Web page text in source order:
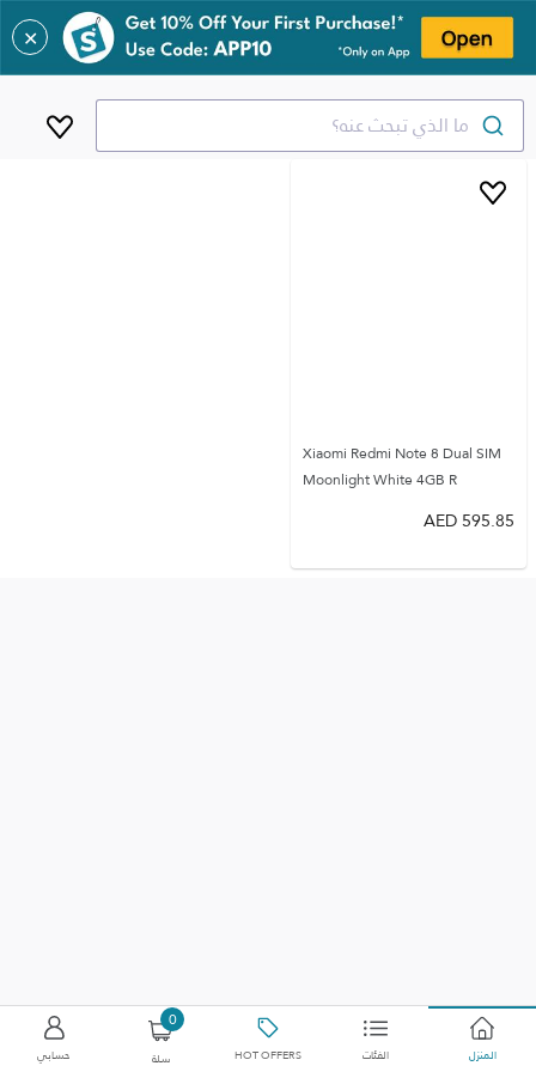
✕
ما الذي تبحث عنه؟
Xiaomi Redmi Note 8 Dual SIM
Moonlight White 4GB R
595.85
AED
المنزل الفئات HOT OFFERS
0
سلة حسابي